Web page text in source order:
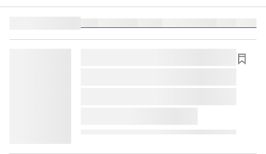
lorem ipsum dolor sit amet ...